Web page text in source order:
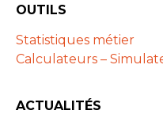
OUTILS
Statistiques métier
Calculateurs –
ACTUALITÉS